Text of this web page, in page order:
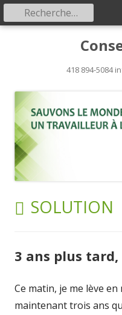
418 894-5084
Menu
ÉTIQUETTE :
SOLUTION
3 ans plus
Ce matin, je me lève
maintenant trois ans